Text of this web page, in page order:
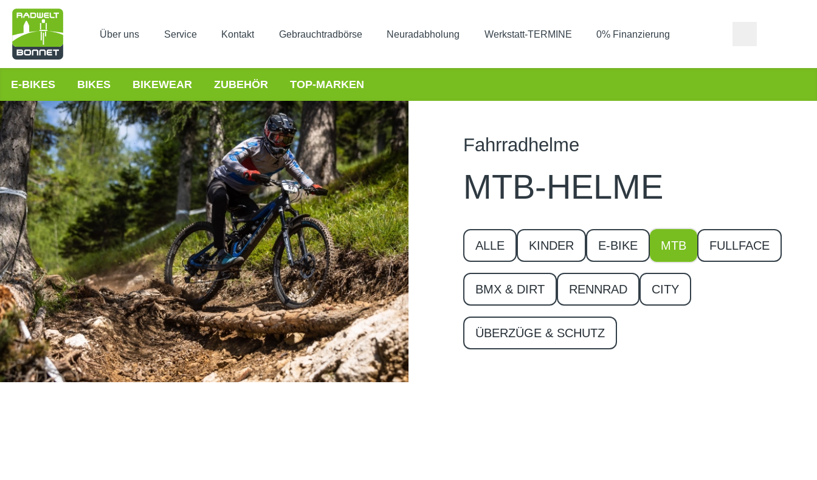
Über uns Service Kontakt Gebrauchtradbörse Neuradabholung Werkstatt-TERMINE 0% Finanzierung
E-BIKES BIKES BIKEWEAR ZUBEHÖR TOP-MARKEN
Fahrradhelme
MTB-HELME
ALLE KINDER E-BIKE MTB FULLFACE
BMX & DIRT RENNRAD CITY
ÜBERZÜGE & SCHUTZ